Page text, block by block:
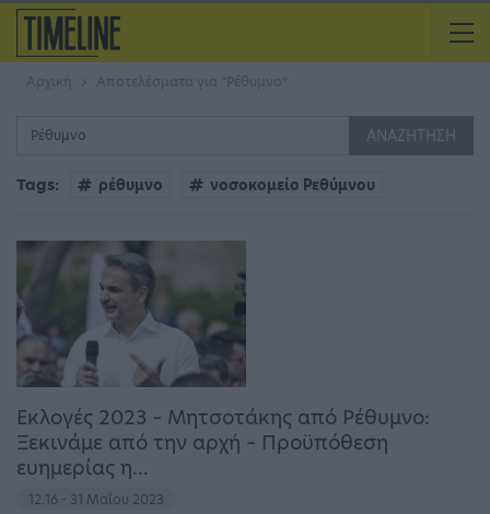
Αρχική Αποτελέσματα για “Ρέθυμνο”
Tags: ρέθυμνο νοσοκομείο Ρεθύμνου
Εκλογές 2023 – Μητσοτάκης από Ρέθυμνο:
Ξεκινάμε από την αρχή – Προϋπόθεση
ευημερίας η…
12:16 - 31 Μαΐου 2023